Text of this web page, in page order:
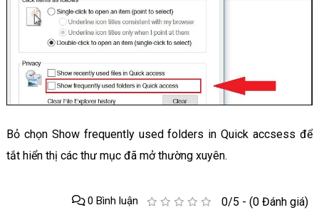
Bỏ chọn Show frequently used folders in Quick accsess để
tắt hiển thị các thư mục đã mở thường xuyên.
0/5 - (0 Đánh giá)
0 Bình luận